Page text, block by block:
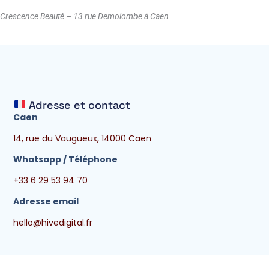
Crescence Beauté – 13 rue Demolombe à Caen
Adresse et contact
Caen
14, rue du Vaugueux, 14000 Caen
Whatsapp / Téléphone
+33 6 29 53 94 70
Adresse email
hello@hivedigital.fr